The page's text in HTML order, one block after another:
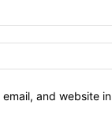
email, and website